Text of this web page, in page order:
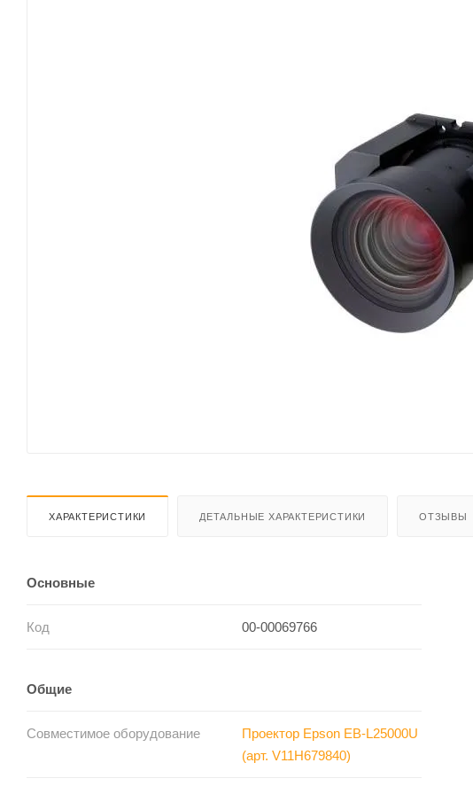
ХАРАКТЕРИСТИКИ ДЕТАЛЬНЫЕ ХАРАКТЕРИСТИКИ ОТЗЫВЫ
Основные
Код 00-00069766
Общие
Совместимое оборудование
Проектор Epson EB-L25000U
(арт. V11H679840)